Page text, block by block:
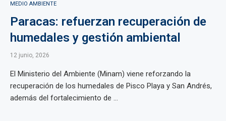
MEDIO AMBIENTE
Paracas: refuerzan recuperación de
humedales y gestión ambiental
12 junio, 2026
El Ministerio del Ambiente (Minam) viene reforzando la
recuperación de los humedales de Pisco Playa y San Andrés,
además del fortalecimiento de ...